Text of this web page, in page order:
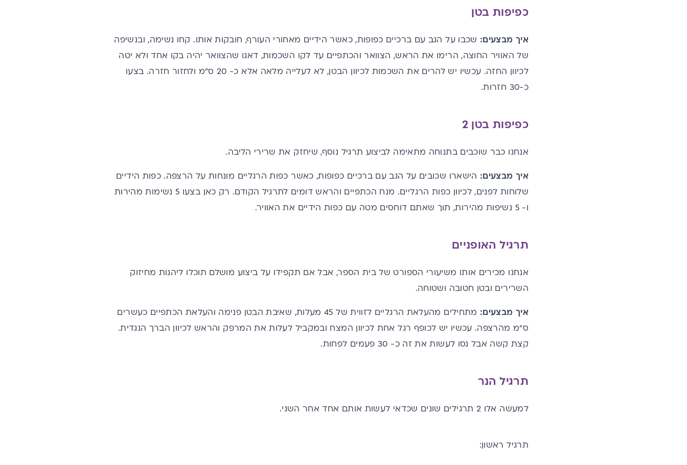
כפיפות בטן
איך מבצעים: שכבו על הגב עם ברכיים כפופות, כאשר הידיים מאחורי העורף, חובקות אותו. קחו נשימה, ובנשיפה
של האוויר החוצה, הרימו את הראש, הצוואר והכתפיים עד לקו השכמות, דאגו שהצוואר יהיה בקו אחד ולא יטה
לכיוון החזה. עכשיו יש להרים את השכמות לכיוון הבטן, לא לעלייה מלאה אלא כ- 20 ס"מ ולחזור חזרה. בצעו
כ-30 חזרות.
כפיפות בטן 2
אנחנו כבר שוכבים בתנוחה מתאימה לביצוע תרגיל נוסף, שיחזק את שרירי הליבה.
איך מבצעים: הישארו שכובים על הגב עם ברכיים כפופות, כאשר כפות הרגליים מונחות על הרצפה. כפות הידיים
שלוחות לפנים, לכיוון כפות הרגליים. מנח הכתפיים והראש דומים לתרגיל הקודם. רק כאן בצעו 5 נשימות מהירות
ו- 5 נשיפות מהירות, תוך שאתם דוחסים מטה עם כפות הידיים את האוויר.
תרגיל האופניים
אנחנו מכירים אותו משיעורי הספורט של בית הספר, אבל אם תקפידו על ביצוע מושלם תוכלו ליהנות מחיזוק
השרירים ובטן חטובה ושטוחה.
איך מבצעים:
מתחילים מהעלאת הרגליים לזווית של 45 מעלות, שאיבת הבטן פנימה והעלאת הכתפיים כעשרים
ס"מ מהרצפה. עכשיו יש לכופף רגל אחת לכיוון המצח ובמקביל לעלות את המרפק והראש לכיוון הברך הנגדית.
קצת קשה אבל נסו לעשות את זה כ- 30 פעמים לפחות.
תרגיל הנר
למעשה אלו 2 תרגילים שונים שכדאי לעשות אותם אחד אחר השני.
תרגיל ראשון: